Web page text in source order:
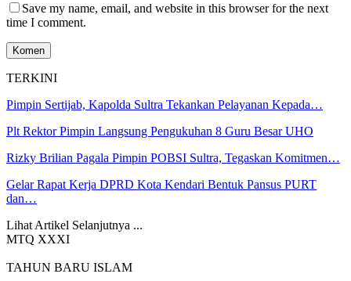
Save my name, email, and website in this browser for the next
time I comment.
TERKINI
Pimpin Sertijab, Kapolda Sultra Tekankan Pelayanan Kepada…
Plt Rektor Pimpin Langsung Pengukuhan 8 Guru Besar UHO
Rizky Brilian Pagala Pimpin POBSI Sultra, Tegaskan Komitmen…
Gelar Rapat Kerja DPRD Kota Kendari Bentuk Pansus PURT
dan…
Lihat Artikel Selanjutnya ...
MTQ XXXI
TAHUN BARU ISLAM